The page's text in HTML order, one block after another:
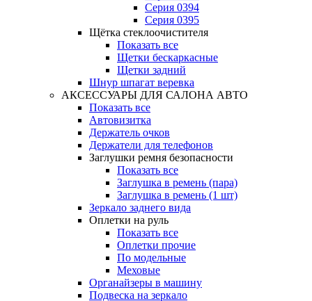
Серия 0394
Серия 0395
Щётка стеклоочистителя
Показать все
Щетки бескаркасные
Щетки задний
Шнур шпагат веревка
АКСЕССУАРЫ ДЛЯ САЛОНА АВТО
Показать все
Автовизитка
Держатель очков
Держатели для телефонов
Заглушки ремня безопасности
Показать все
Заглушка в ремень (пара)
Заглушка в ремень (1 шт)
Зеркало заднего вида
Оплетки на руль
Показать все
Оплетки прочиe
По модельные
Меховые
Органайзеры в машину
Подвеска на зеркало